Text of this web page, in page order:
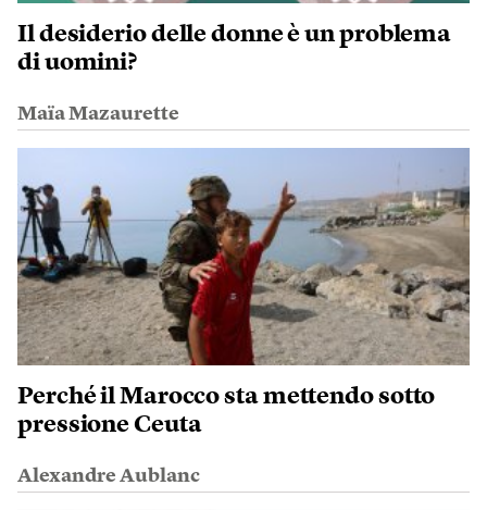
Il desiderio delle donne è un problema
di uomini?
Maïa Mazaurette
Perché il Marocco sta mettendo sotto
pressione Ceuta
Alexandre Aublanc